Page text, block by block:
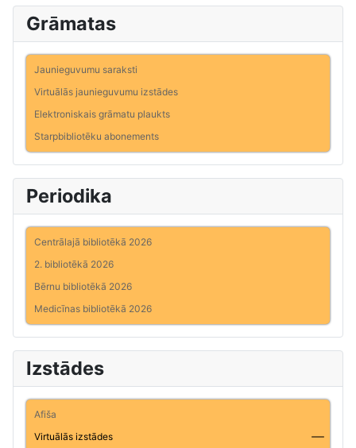
Grāmatas
Jaunieguvumu saraksti
Virtuālās jaunieguvumu izstādes
Elektroniskais grāmatu plaukts
Starpbibliotēku abonements
Periodika
Centrālajā bibliotēkā 2026
2. bibliotēkā 2026
Bērnu bibliotēkā 2026
Medicīnas bibliotēkā 2026
Izstādes
Afiša
Virtuālās izstādes